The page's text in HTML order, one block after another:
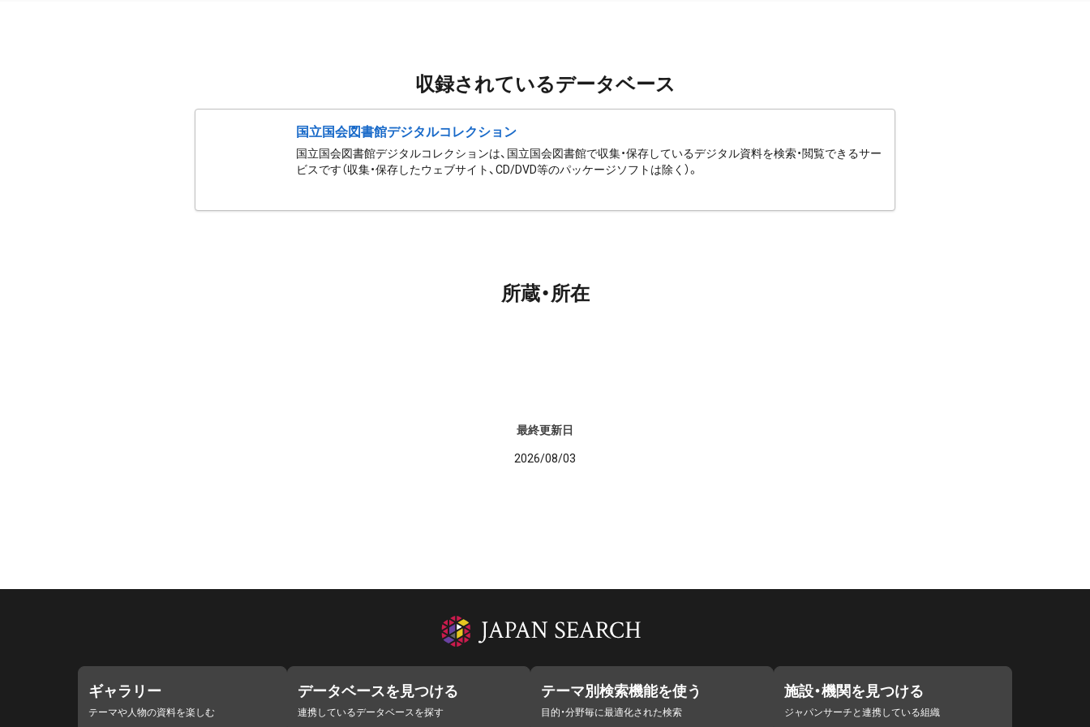
収録されているデータベース
国立国会図書館デジタルコレクション
国立国会図書館デジタルコレクションは、国立国会図書館で収集・保存しているデジタル資料を検索・閲覧できるサー
ビスです（収集・保存したウェブサイト、CD/DVD等のパッケージソフトは除く）。
所蔵・所在
最終更新日
2026/08/03
ギャラリー
テーマや人物の資料を楽しむ
データベースを見つける
連携しているデータベースを探す
テーマ別検索機能を使う
目的・分野毎に最適化された検索
施設・機関を見つける
ジャパンサーチと連携している組織